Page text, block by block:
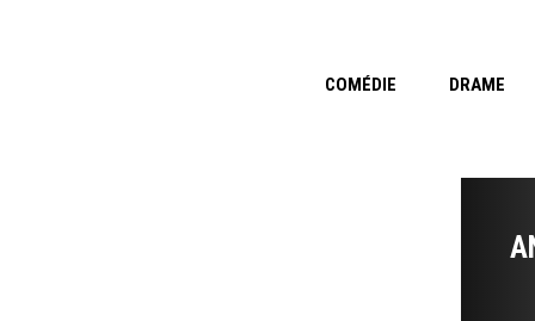
COMÉDIE DRAME